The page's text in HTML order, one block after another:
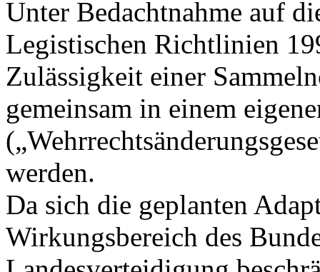
Unter Bedachtnahme auf
Legistischen Richtlinien
Zulässigkeit einer
gemeinsam in einem
werden.
Da sich die geplanten
Wirkungsbereich des